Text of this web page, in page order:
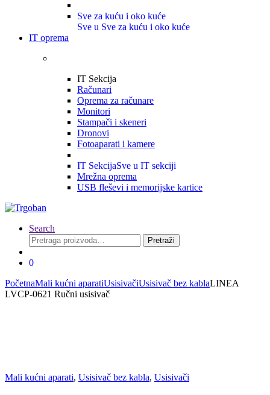
Sve za kuću i oko kuće
Sve u Sve za kuću i oko kuće
IT oprema
IT Sekcija
Računari
Oprema za računare
Monitori
Stampači i skeneri
Dronovi
Fotoaparati i kamere
IT SekcijaSve u IT sekciji
Mrežna oprema
USB fleševi i memorijske kartice
Search
Pretraga
za:
Pretraži
0
PočetnaMali kućni aparatiUsisivačiUsisivač bez kablaLINEA
LVCP-0621 Ručni usisivač
Mali kućni aparati, Usisivač bez kabla, Usisivači